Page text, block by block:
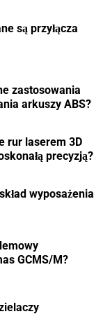
są przyłącza
zastosowania
arkuszy ABS?
rur laserem 3D
precyzją?
wyposażenia
GCMS/M?